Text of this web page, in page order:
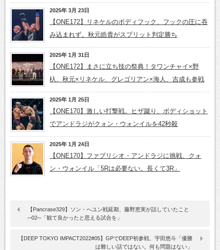
2025年 3月 23日
【ONE172】リネケルのボディフック、フックの圧に吞
み込まれず。秋元皓貴がスプリット判定勝ち
2025年 1月 31日
【ONE172】まさに立ち技の祭典！タワンチャイ×野
杁、秋元×リネケル、グレゴリアン×海人、吉成も参戦
2025年 1月 25日
【ONE170】激しい打撃戦。ヒザ蹴り、ボディショット
でアンドラジがクォン・ウォンイルを42秒殺
2025年 1月 24日
【ONE170】ファブリシオ・アンドラジに挑戦、クォ
ン・ウォンイル「5Rは必要ない。長くて3R」
【Pancrase329】ソン・へユン戦延期、藤野恵実が話していたこと
─02─「観て良かったと思える試合を」
【DEEP TOKYO IMPACT2022#05】GPでDEEP初参戦、宇田悠斗「優勝
は難しい話ではない。何も問題はない」